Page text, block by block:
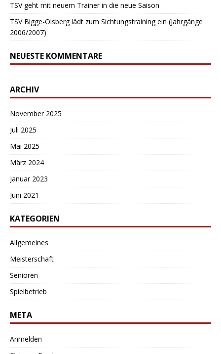
TSV geht mit neuem Trainer in die neue Saison
TSV Bigge-Olsberg lädt zum Sichtungstraining ein (Jahrgänge
2006/2007)
NEUESTE KOMMENTARE
ARCHIV
November 2025
Juli 2025
Mai 2025
März 2024
Januar 2023
Juni 2021
KATEGORIEN
Allgemeines
Meisterschaft
Senioren
Spielbetrieb
META
Anmelden